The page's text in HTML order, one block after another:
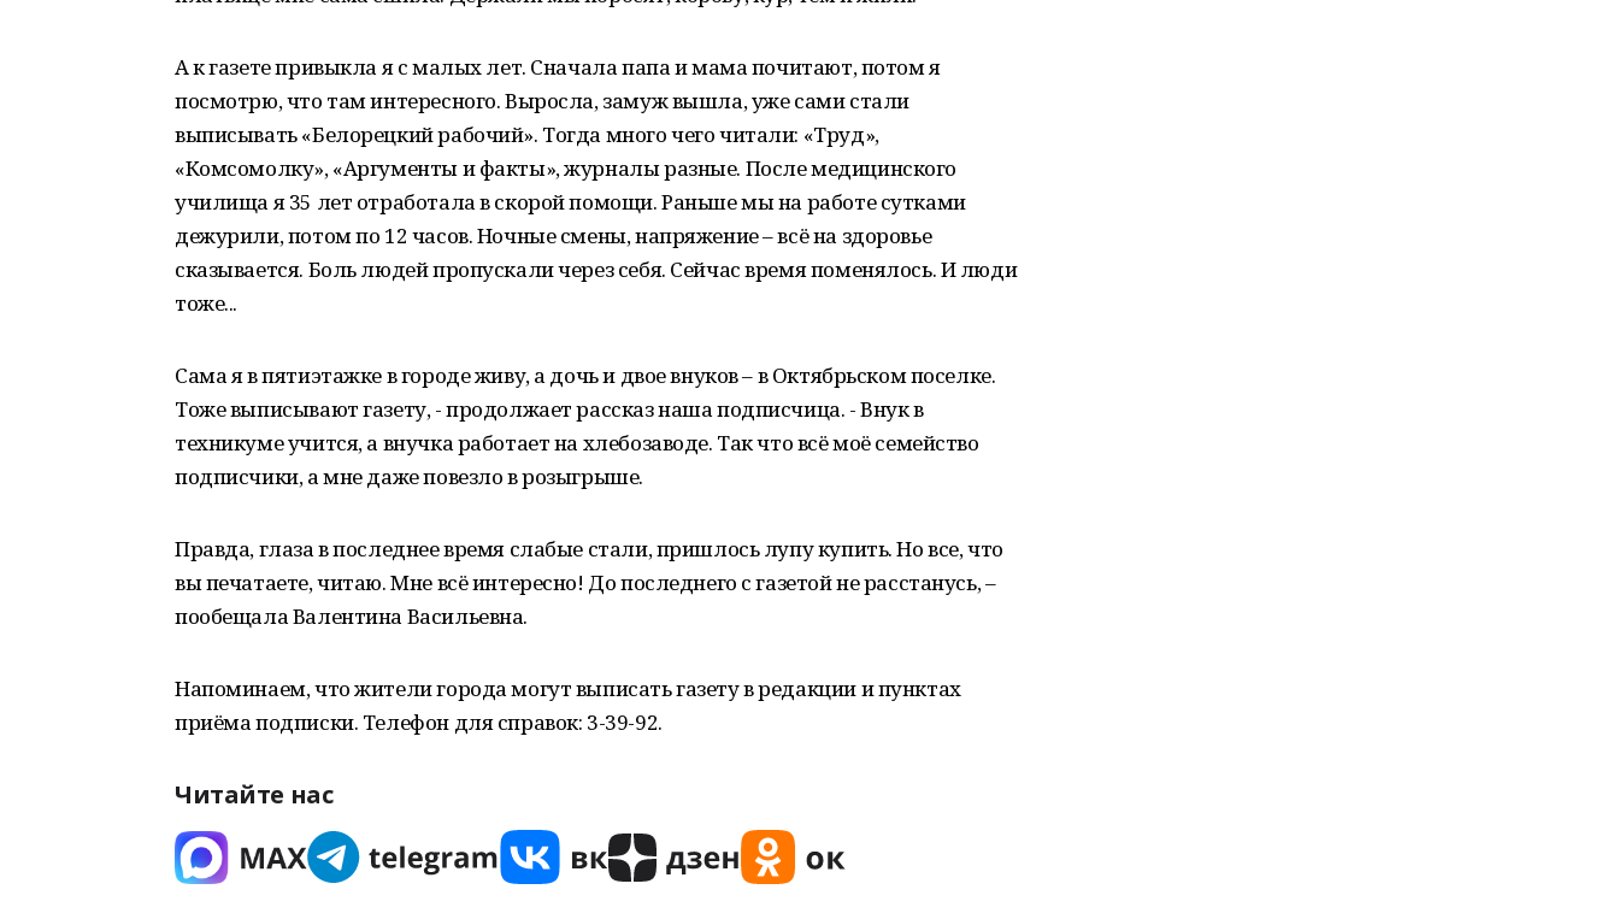
А к газете привыкла я с малых лет. Сначала папа и мама почитают, потом я
посмотрю, что там интересного. Выросла, замуж вышла, уже сами стали
выписывать «Белорецкий рабочий». Тогда много чего читали: «Труд»,
«Комсомолку», «Аргументы и факты», журналы разные. После медицинского
училища я 35 лет отработала в скорой помощи. Раньше мы на работе сутками
дежурили, потом по 12 часов. Ночные смены, напряжение – всё на здоровье
сказывается. Боль людей пропускали через себя. Сейчас время поменялось. И люди
тоже...
Сама я в пятиэтажке в городе живу, а дочь и двое внуков – в Октябрьском поселке.
Тоже выписывают газету, - продолжает рассказ наша подписчица. - Внук в
техникуме учится, а внучка работает на хлебозаводе. Так что всё моё семейство
подписчики, а мне даже повезло в розыгрыше.
Правда, глаза в последнее время слабые стали, пришлось лупу купить. Но все, что
вы печатаете, читаю. Мне всё интересно! До последнего с газетой не расстанусь, –
пообещала Валентина Васильевна.
Напоминаем, что жители города могут выписать газету в редакции и пунктах
приёма подписки. Телефон для справок: 3-39-92.
Читайте нас